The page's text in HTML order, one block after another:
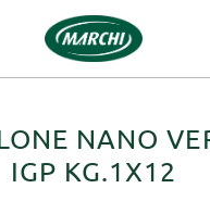
NANO
IGP KG.1X12